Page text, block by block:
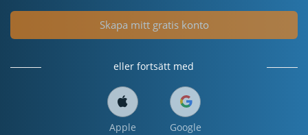
Skapa mitt gratis konto
eller fortsätt med
Apple Google